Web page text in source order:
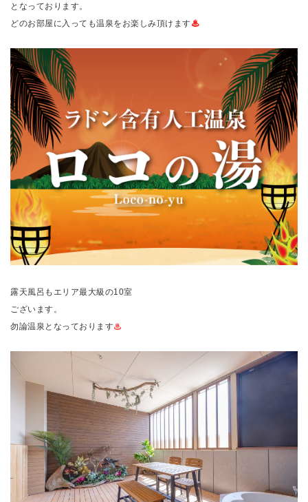
となっております。
どのお部屋に入っても温泉をお楽しみ頂けます♨
露天風呂もエリア最大級の10室
ございます。
勿論温泉となっております♨